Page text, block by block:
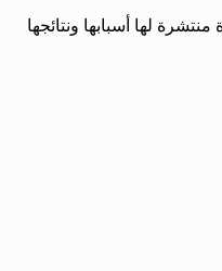
لها أسبابها ونتائجها